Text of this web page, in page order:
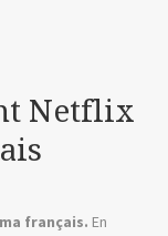
Netflix
français. En